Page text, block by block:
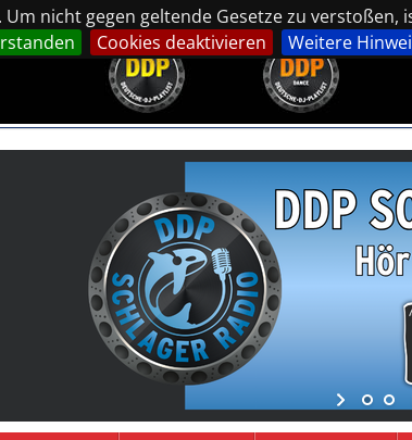
nicht gegen geltende Gesetze zu
Cookies deaktivieren Weitere